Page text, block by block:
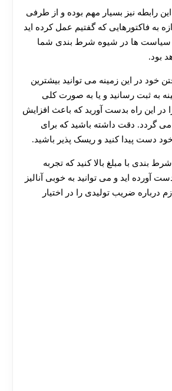
رابطه نیز بسیار مهم بوده و از طرفی
به فاکتورهایی که گفتیم عمل کرده اید
سیاست ها در شیوه شرط بندی شما
بود.
خود در این زمینه می توانید بیشترین
به ثبت رسانید و یا به صورت کلی
در این راه بدست آورید که باعث افزایش
می گردد. دقت داشته باشید که برای
خود دست پیدا کنید و ریسک پذیر باشید.
بندی با مبلغ بالا کنید که تجربه
آورده اید و می توانید به خوبی آنالیز
درباره ضریب تولیدی را در اختیار